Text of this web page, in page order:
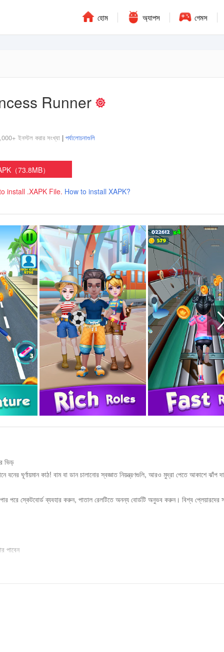
হোম অ্যাপস গেমস
Runner
ইনস্টল করার সংখ্যা | পর্যালোচনাগুলি
（73.8MB）
install .XAPK File. How to install XAPK?
ভিড়
ঘূর্ণায়মান কাঠ! বাম বা ডান চালানোর স্বজ্ঞাত নিয়ন্ত্রণগুলি, আরও মুদ্রা পেতে আকাশে ঝাঁপ
পরে স্কেটবোর্ড ব্যবহার করুন, পাতাল রেলটিতে অনন্য বোর্ডটি অনুভব করুন। বিশ্ব প্লেয়ারদের
পাবেন
সেরা রানার হতে end আরও অক্ষর পাওয়ার জন্য স্তরটি আনলক করুন, আপনি যতটা পারেন তত বেশি